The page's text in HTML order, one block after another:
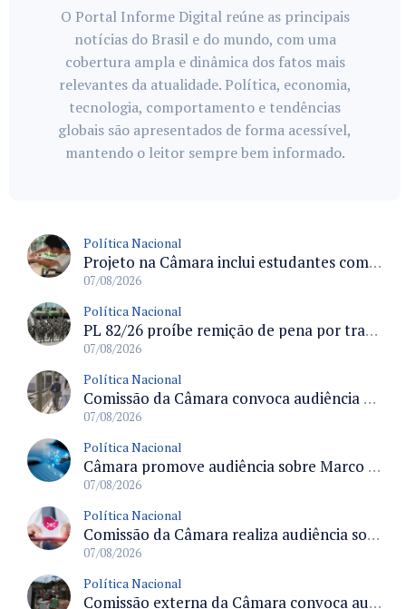
O Portal Informe Digital reúne as principais
notícias do Brasil e do mundo, com uma
cobertura ampla e dinâmica dos fatos mais
relevantes da atualidade. Política, economia,
tecnologia, comportamento e tendências
globais são apresentados de forma acessível,
mantendo o leitor sempre bem informado.
Política Nacional
Projeto na Câmara inclui estudantes com deficiência no regime escolar especial da LDB e estabelece critérios para frequência
07/08/2026
Política Nacional
PL 82/26 proíbe remição de pena por trabalho em funções militares para condenados por crimes contra o Estado Democrático de Direito
07/08/2026
Política Nacional
Comissão da Câmara convoca audiência para discutir misoginia nas escolas e universidades após divulgação de listas misóginas
07/08/2026
Política Nacional
Câmara promove audiência sobre Marco de Fomento à Economia Digital e impactos da inteligência artificial
07/08/2026
Política Nacional
Comissão da Câmara realiza audiência sobre apostas online para medir o tamanho do mercado ilegal
07/08/2026
Política Nacional
Comissão externa da Câmara convoca audiência pública sobre chuvas na Zona da Mata de Minas Gerais e impactos em Juiz de Fora